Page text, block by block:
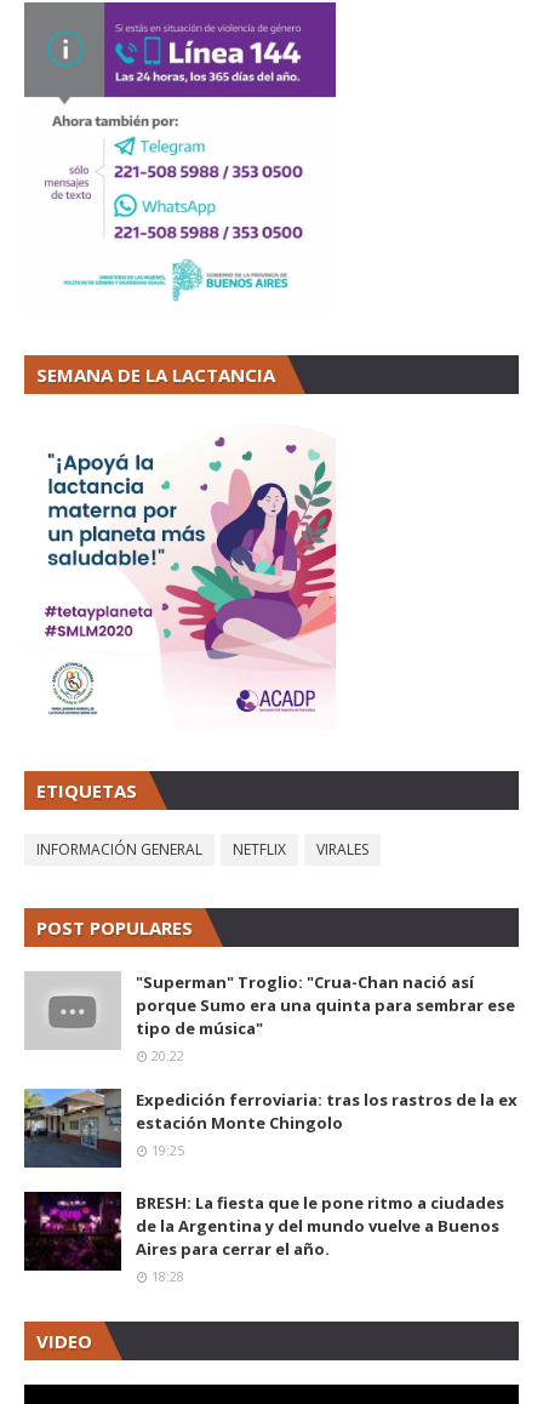
SEMANA DE LA LACTANCIA
ETIQUETAS
INFORMACIÓN GENERAL NETFLIX VIRALES
POST POPULARES
"Superman" Troglio: "Crua-Chan nació así
porque Sumo era una quinta para sembrar ese
tipo de música"
20:22
Expedición ferroviaria: tras los rastros de la ex
estación Monte Chingolo
19:25
BRESH: La fiesta que le pone ritmo a ciudades
de la Argentina y del mundo vuelve a Buenos
Aires para cerrar el año.
18:28
VIDEO